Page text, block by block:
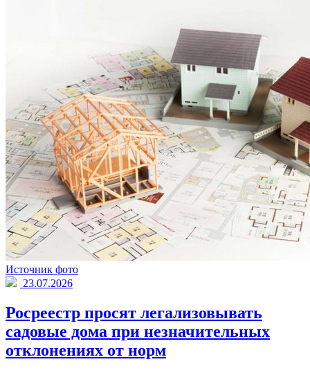
Источник фото
23.07.2026
Росреестр просят легализовывать
садовые дома при незначительных
отклонениях от норм